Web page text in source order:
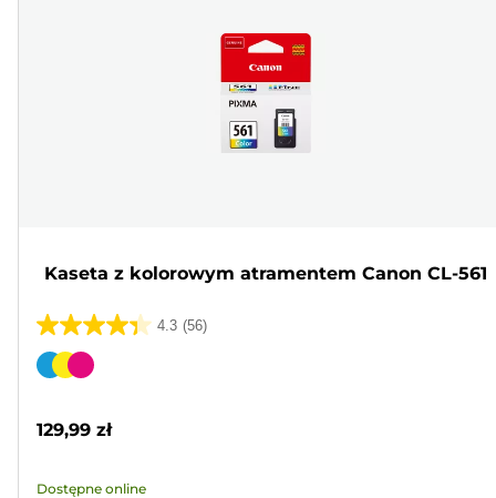
Kaseta z kolorowym atramentem Canon CL-561
4.3 (56)
4.3
na
56
Wkład
129,99 zł
Dostępne online